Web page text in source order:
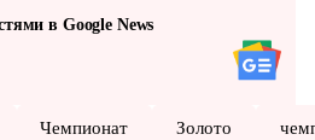
в Google News
Чемпионат
Золото